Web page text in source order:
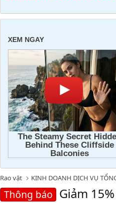
Rao vặt KINH DOANH DỊCH VỤ
Thông báo Giảm